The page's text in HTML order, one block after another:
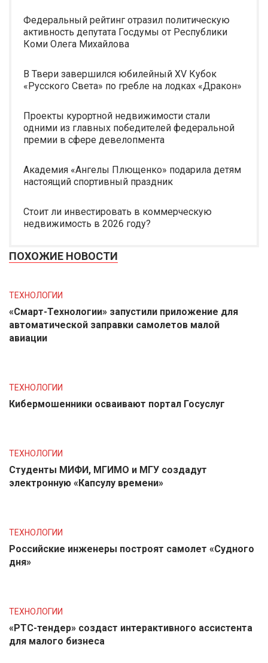
Федеральный рейтинг отразил политическую
активность депутата Госдумы от Республики
Коми Олега Михайлова
В Твери завершился юбилейный XV Кубок
«Русского Света» по гребле на лодках «Дракон»
Проекты курортной недвижимости стали
одними из главных победителей федеральной
премии в сфере девелопмента
Академия «Ангелы Плющенко» подарила детям
настоящий спортивный праздник
Стоит ли инвестировать в коммерческую
недвижимость в 2026 году?
ПОХОЖИЕ НОВОСТИ
ТЕХНОЛОГИИ
«Смарт-Технологии» запустили приложение для
автоматической заправки самолетов малой
авиации
ТЕХНОЛОГИИ
Кибермошенники осваивают портал Госуслуг
ТЕХНОЛОГИИ
Студенты МИФИ, МГИМО и МГУ создадут
электронную «Капсулу времени»
ТЕХНОЛОГИИ
Российские инженеры построят самолет «Судного
дня»
ТЕХНОЛОГИИ
«РТС-тендер» создаст интерактивного ассистента
для малого бизнеса